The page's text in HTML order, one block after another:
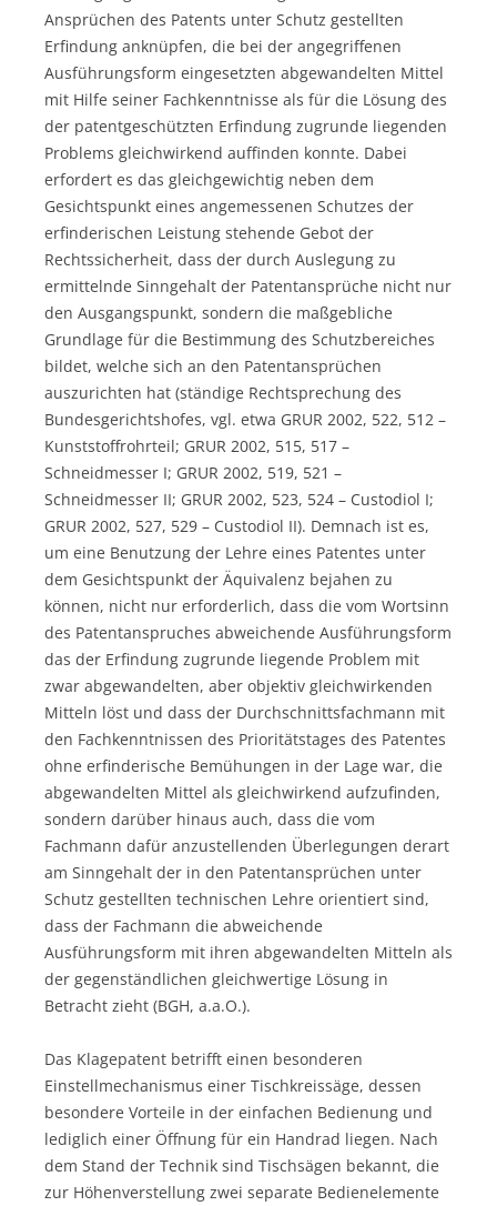
Ansprüchen des Patents unter Schutz gestellten
Erfindung anknüpfen, die bei der angegriffenen
Ausführungsform eingesetzten abgewandelten Mittel
mit Hilfe seiner Fachkenntnisse als für die Lösung des
der patentgeschützten Erfindung zugrunde liegenden
Problems gleichwirkend auffinden konnte. Dabei
erfordert es das gleichgewichtig neben dem
Gesichtspunkt eines angemessenen Schutzes der
erfinderischen Leistung stehende Gebot der
Rechtssicherheit, dass der durch Auslegung zu
ermittelnde Sinngehalt der Patentansprüche nicht nur
den Ausgangspunkt, sondern die maßgebliche
Grundlage für die Bestimmung des Schutzbereiches
bildet, welche sich an den Patentansprüchen
auszurichten hat (ständige Rechtsprechung des
Bundesgerichtshofes, vgl. etwa GRUR 2002, 522, 512 –
Kunststoffrohrteil; GRUR 2002, 515, 517 –
Schneidmesser I; GRUR 2002, 519, 521 –
Schneidmesser II; GRUR 2002, 523, 524 – Custodiol I;
GRUR 2002, 527, 529 – Custodiol II). Demnach ist es,
um eine Benutzung der Lehre eines Patentes unter
dem Gesichtspunkt der Äquivalenz bejahen zu
können, nicht nur erforderlich, dass die vom Wortsinn
des Patentanspruches abweichende Ausführungsform
das der Erfindung zugrunde liegende Problem mit
zwar abgewandelten, aber objektiv gleichwirkenden
Mitteln löst und dass der Durchschnittsfachmann mit
den Fachkenntnissen des Prioritätstages des Patentes
ohne erfinderische Bemühungen in der Lage war, die
abgewandelten Mittel als gleichwirkend aufzufinden,
sondern darüber hinaus auch, dass die vom
Fachmann dafür anzustellenden Überlegungen derart
am Sinngehalt der in den Patentansprüchen unter
Schutz gestellten technischen Lehre orientiert sind,
dass der Fachmann die abweichende
Ausführungsform mit ihren abgewandelten Mitteln als
der gegenständlichen gleichwertige Lösung in
Betracht zieht (BGH, a.a.O.).
Das Klagepatent betrifft einen besonderen
Einstellmechanismus einer Tischkreissäge, dessen
besondere Vorteile in der einfachen Bedienung und
lediglich einer Öffnung für ein Handrad liegen. Nach
dem Stand der Technik sind Tischsägen bekannt, die
zur Höhenverstellung zwei separate Bedienelemente